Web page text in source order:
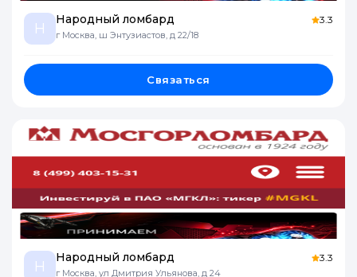
Н
Народный ломбард
г Москва, ш Энтузиастов, д 22/18
3.3
Связаться
Н
Народный ломбард
г Москва, ул Дмитрия Ульянова, д 24
3.3